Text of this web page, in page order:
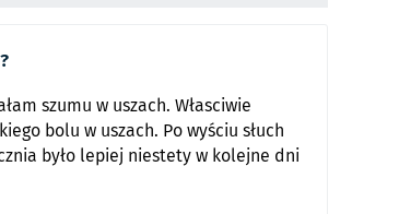
szumu w uszach. Własciwie
bolu w uszach. Po wyściu słuch
było lepiej niestety w kolejne dni